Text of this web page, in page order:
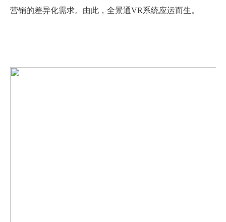
营销的差异化需求。由此，全景通VR系统应运而生。